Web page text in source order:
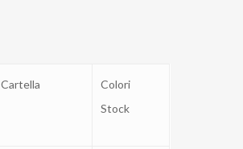
Cartella
Colori
Stock